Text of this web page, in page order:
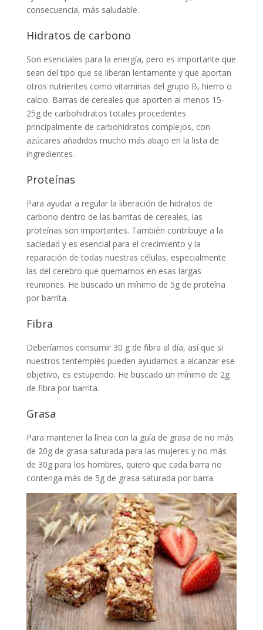
consecuencia, más saludable.
Hidratos de carbono
Son esenciales para la energía, pero es importante que
sean del tipo que se liberan lentamente y que aportan
otros nutrientes como vitaminas del grupo B, hierro o
calcio. Barras de cereales que aporten al menos 15-
25g de carbohidratos totales procedentes
principalmente de carbohidratos complejos, con
azúcares añadidos mucho más abajo en la lista de
ingredientes.
Proteínas
Para ayudar a regular la liberación de hidratos de
carbono dentro de las barritas de cereales, las
proteínas son importantes. También contribuye a la
saciedad y es esencial para el crecimiento y la
reparación de todas nuestras células, especialmente
las del cerebro que quemamos en esas largas
reuniones. He buscado un mínimo de 5g de proteína
por barrita.
Fibra
Deberíamos consumir 30 g de fibra al día, así que si
nuestros tentempiés pueden ayudarnos a alcanzar ese
objetivo, es estupendo. He buscado un mínimo de 2g
de fibra por barrita.
Grasa
Para mantener la línea con la guía de grasa de no más
de 20g de grasa saturada para las mujeres y no más
de 30g para los hombres, quiero que cada barra no
contenga más de 5g de grasa saturada por barra.